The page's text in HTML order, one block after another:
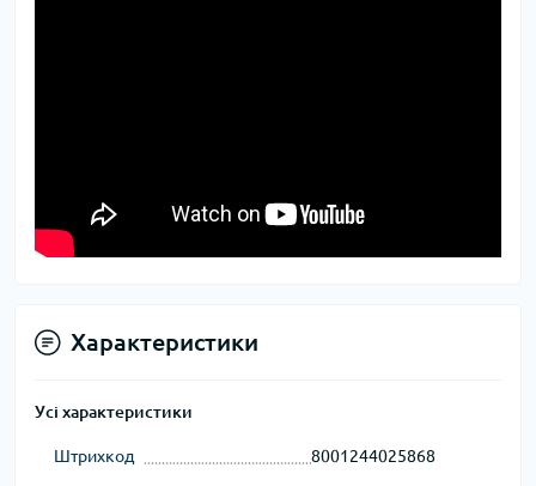
Характеристики
Усі характеристики
Штрихкод 8001244025868